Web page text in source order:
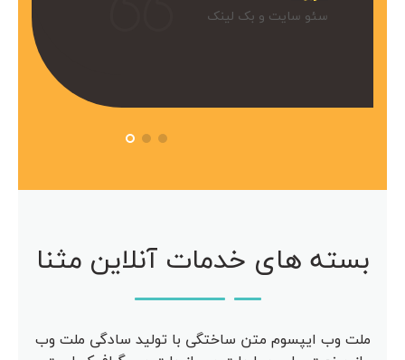
سئو سایت و بک لینک
بسته های خدمات آنلاین مثنا
ملت وب ایپسوم متن ساختگی با تولید سادگی ملت وب